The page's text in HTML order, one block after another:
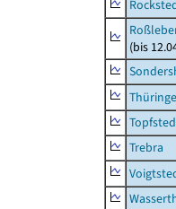
(bis
Trebra